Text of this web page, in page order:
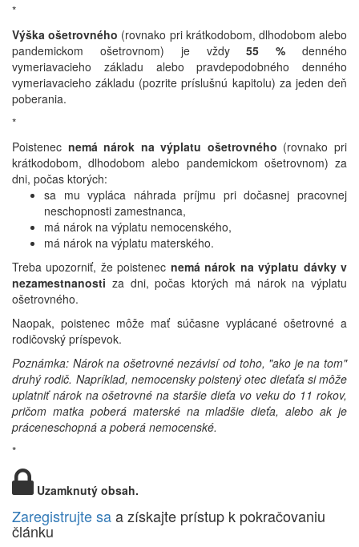
*
Výška ošetrovného (rovnako pri krátkodobom, dlhodobom alebo
pandemickom ošetrovnom) je vždy55 % denného
vymeriavacieho základu alebo pravdepodobného denného
vymeriavacieho základu (pozrite príslušnú kapitolu) za jeden deň
poberania.
*
Poistenec nemá nárok na výplatu ošetrovného (rovnako pri
krátkodobom, dlhodobom alebo pandemickom ošetrovnom) za
dni, počas ktorých:
sa mu vypláca náhrada príjmu pri dočasnej pracovnej
neschopnosti zamestnanca,
má nárok na výplatu nemocenského,
má nárok na výplatu materského.
Treba upozorniť, že poistenec nemá nárok na výplatu dávky v
nezamestnanosti za dni, počas ktorých má nárok na výplatu
ošetrovného.
Naopak, poistenec môže mať súčasne vyplácané ošetrovné a
rodičovský príspevok.
Poznámka: Nárok na ošetrovné nezávisí od toho, "ako je na tom"
druhý rodič. Napríklad, nemocensky poistený otec dieťaťa si môže
uplatniť nárok na ošetrovné na staršie dieťa vo veku do 11 rokov,
pričom matka poberá materské na mladšie dieťa, alebo ak je
práceneschopná a poberá nemocenské.
*
Uzamknutý obsah.
Zaregistrujte saa získajte prístup k pokračovaniu
článku